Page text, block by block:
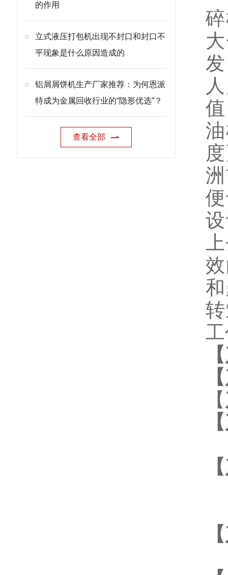
的作用
立式液压打包机出现不封口和封口不
平现象是什么原因造成的
铝屑屑饼机生产厂家推荐：为何恩派
特成为金属回收行业的“隐形优选”？
查看全部
【